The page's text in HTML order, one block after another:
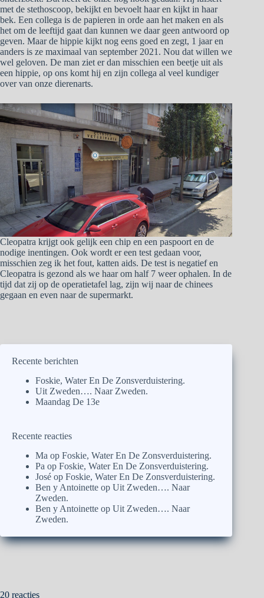
met de stethoscoop, bekijkt en bevoelt haar en kijkt in haar
bek. Een collega is de papieren in orde aan het maken en als
het om de leeftijd gaat dan kunnen we daar geen antwoord op
geven. Maar de hippie kijkt nog eens goed en zegt, 1 jaar en
anders is ze maximaal van september 2021. Nou dat willen we
wel geloven. De man ziet er dan misschien een beetje uit als
een hippie, op ons komt hij en zijn collega al veel kundiger
over van onze dierenarts.
Cleopatra krijgt ook gelijk een chip en een paspoort en de
nodige inentingen. Ook wordt er een test gedaan voor,
misschien zeg ik het fout, katten aids. De test is negatief en
Cleopatra is gezond als we haar om half 7 weer ophalen. In de
tijd dat zij op de operatietafel lag, zijn wij naar de chinees
gegaan en even naar de supermarkt.
Recente berichten
Foskie, Water En De Zonsverduistering.
Uit Zweden…. Naar Zweden.
Maandag De 13e
Recente reacties
Ma op Foskie, Water En De Zonsverduistering.
Pa op Foskie, Water En De Zonsverduistering.
José op Foskie, Water En De Zonsverduistering.
Ben y Antoinette op Uit Zweden…. Naar
Zweden.
Ben y Antoinette op Uit Zweden…. Naar
Zweden.
20 reacties